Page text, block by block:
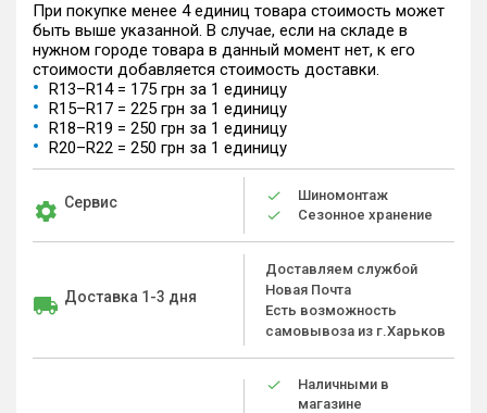
При покупке менее 4 единиц товара стоимость может
быть выше указанной. В случае, если на складе в
нужном городе товара в данный момент нет, к его
стоимости добавляется стоимость доставки.
R13–R14 = 175 грн за 1 единицу
R15–R17 = 225 грн за 1 единицу
R18–R19 = 250 грн за 1 единицу
R20–R22 = 250 грн за 1 единицу
Сервис
Шиномонтаж
Сезонное хранение
Доставка 1-3 дня
Доставляем службой
Новая Почта
Есть возможность
самовывоза из г.Харьков
Наличными в
магазине